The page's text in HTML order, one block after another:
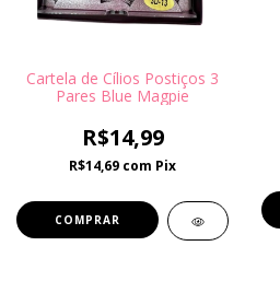
Cartela de Cílios Postiços 3
Pares Blue Magpie
R$14,99
R$14,69 com Pix